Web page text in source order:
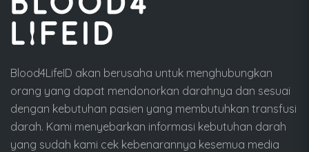
Blood4LifeID akan berusaha untuk menghubungkan
orang yang dapat mendonorkan darahnya dan sesuai
dengan kebutuhan pasien yang membutuhkan transfusi
darah. Kami menyebarkan informasi kebutuhan darah
yang sudah kami cek kebenarannya kesemua media